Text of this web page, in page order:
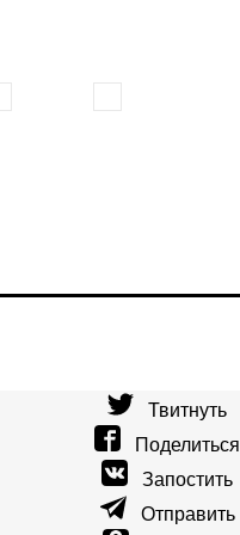
Твитнуть
Поделиться
Запостить
Отправить